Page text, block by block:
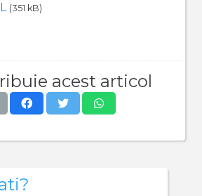
(351 kB)
acest articol